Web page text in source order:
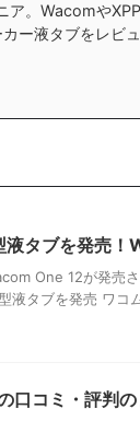
ア。Wacomや
ー液タブをレビ
液タブを発売
One 12が発売
液タブを発売 ワコ
コミ・評判の